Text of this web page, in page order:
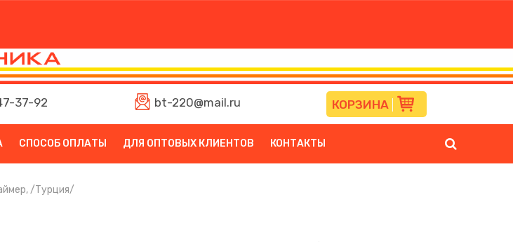
37-92 bt-220@mail.ru КОРЗИНА
СПОСОБ ОПЛАТЫ ДЛЯ ОПТОВЫХ КЛИЕНТОВ КОНТАКТЫ
/Турция/